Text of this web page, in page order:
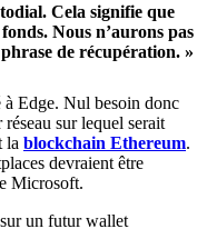
Cela signifie que
Nous n’aurons pas
de récupération. »
Edge. Nul besoin donc
sur lequel serait
la blockchain Ethereum.
devraient être
Microsoft.